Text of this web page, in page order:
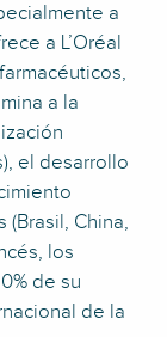
a
a L’Oréal
a la
el desarrollo
China,
los
de su
de la